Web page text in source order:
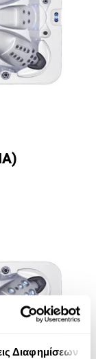
Διαφημίσεων